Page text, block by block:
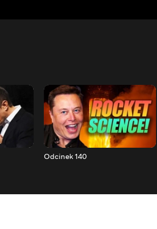
Odcinek 140